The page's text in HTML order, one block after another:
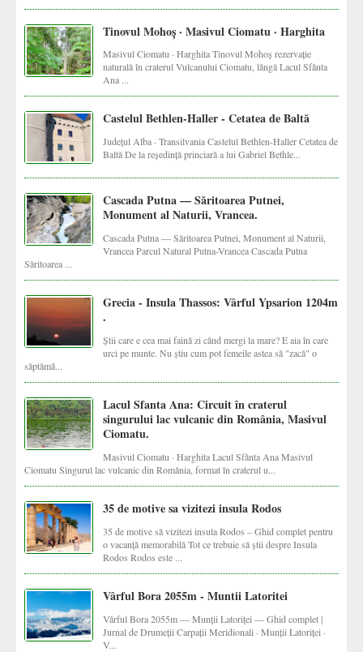
Tinovul Mohoș · Masivul Ciomatu · Harghita
Masivul Ciomatu · Harghita Tinovul Mohoș rezervație
naturală în craterul Vulcanului Ciomatu, lângă Lacul Sfânta
Ana ...
Castelul Bethlen-Haller - Cetatea de Baltă
Județul Alba · Transilvania Castelul Bethlen-Haller Cetatea de
Baltă De la reședință princiară a lui Gabriel Bethle...
Cascada Putna — Săritoarea Putnei,
Monument al Naturii, Vrancea.
Cascada Putna — Săritoarea Putnei, Monument al Naturii,
Vrancea Parcul Natural Putna-Vrancea Cascada Putna
Săritoarea ...
Grecia - Insula Thassos: Vârful Ypsarion 1204m
.
Știi care e cea mai faină zi când mergi la mare? E aia în care
urci pe munte. Nu știu cum pot femeile astea să "zacă" o
săptămâ...
Lacul Sfanta Ana: Circuit în craterul
singurului lac vulcanic din România, Masivul
Ciomatu.
Masivul Ciomatu · Harghita Lacul Sfânta Ana Masivul
Ciomatu Singurul lac vulcanic din România, format în craterul u...
35 de motive sa vizitezi insula Rodos
35 de motive să vizitezi insula Rodos – Ghid complet pentru
o vacanță memorabilă Tot ce trebuie să știi despre Insula
Rodos Rodos este ...
Vârful Bora 2055m - Muntii Latoritei
Vârful Bora 2055m — Munții Latoriței — Ghid complet |
Jurnal de Drumeții Carpații Meridionali · Munții Latoriței ·
V...